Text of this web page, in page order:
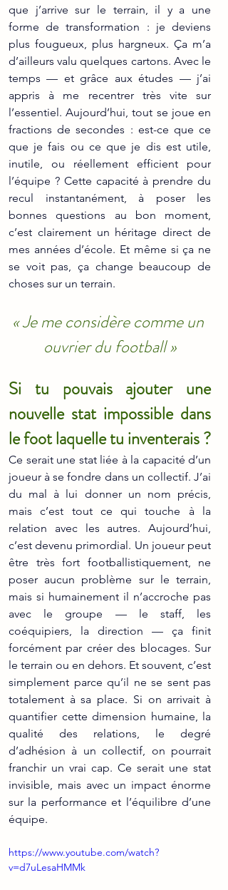
que j’arrive sur le terrain, il y a une
forme de transformation : je deviens
plus fougueux, plus hargneux. Ça m’a
d’ailleurs valu quelques cartons. Avec le
temps — et grâce aux études — j’ai
appris à me recentrer très vite sur
l’essentiel. Aujourd’hui, tout se joue en
fractions de secondes : est-ce que ce
que je fais ou ce que je dis est utile,
inutile, ou réellement efficient pour
l’équipe ? Cette capacité à prendre du
recul instantanément, à poser les
bonnes questions au bon moment,
c’est clairement un héritage direct de
mes années d’école. Et même si ça ne
se voit pas, ça change beaucoup de
choses sur un terrain.
« Je me considère comme un
ouvrier du football »
Si tu pouvais ajouter une
nouvelle stat impossible dans
le foot laquelle tu inventerais ?
Ce serait une stat liée à la capacité d’un
joueur à se fondre dans un collectif. J’ai
du mal à lui donner un nom précis,
mais c’est tout ce qui touche à la
relation avec les autres. Aujourd’hui,
c’est devenu primordial. Un joueur peut
être très fort footballistiquement, ne
poser aucun problème sur le terrain,
mais si humainement il n’accroche pas
avec le groupe — le staff, les
coéquipiers, la direction — ça finit
forcément par créer des blocages. Sur
le terrain ou en dehors. Et souvent, c’est
simplement parce qu’il ne se sent pas
totalement à sa place. Si on arrivait à
quantifier cette dimension humaine, la
qualité des relations, le degré
d’adhésion à un collectif, on pourrait
franchir un vrai cap. Ce serait une stat
invisible, mais avec un impact énorme
sur la performance et l’équilibre d’une
équipe.
https://www.youtube.com/watch?
v=d7uLesaHMMk